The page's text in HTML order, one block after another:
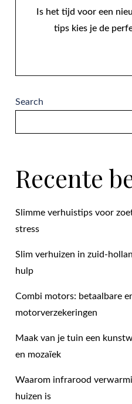
Is het tijd voor een
tips kies je de
Search
Recente
Slimme verhuistips voor
stress
Slim verhuizen in zuid-
hulp
Combi motors: betaalbare
motorverzekeringen
Maak van je tuin een
en mozaïek
Waarom infrarood
huizen is